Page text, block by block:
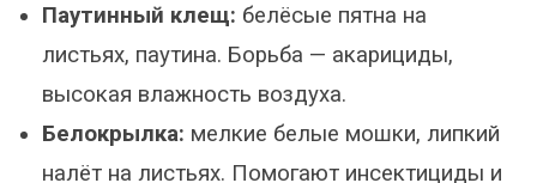
Паутинный клещ: белёсые пятна на
листьях, паутина. Борьба — акарициды,
высокая влажность воздуха.
Белокрылка: мелкие белые мошки, липкий
налёт на листьях. Помогают инсектициды и